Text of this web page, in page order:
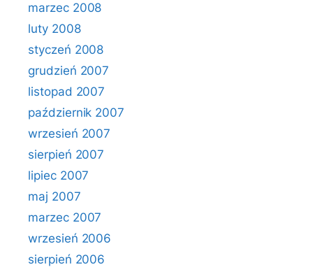
marzec 2008
luty 2008
styczeń 2008
grudzień 2007
listopad 2007
październik 2007
wrzesień 2007
sierpień 2007
lipiec 2007
maj 2007
marzec 2007
wrzesień 2006
sierpień 2006